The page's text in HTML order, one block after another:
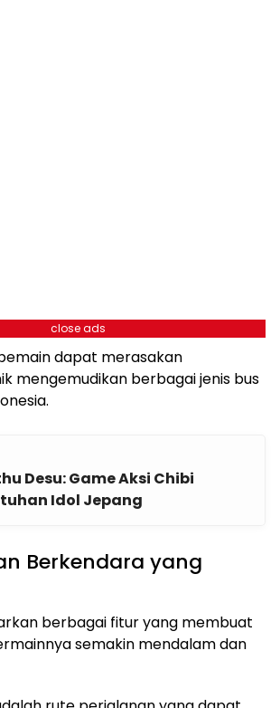
close ads
pemain dapat merasakan
mengemudikan berbagai jenis bus
Desu: Game Aksi Chibi
Idol Jepang
Berkendara yang
berbagai fitur yang membuat
semakin mendalam dan